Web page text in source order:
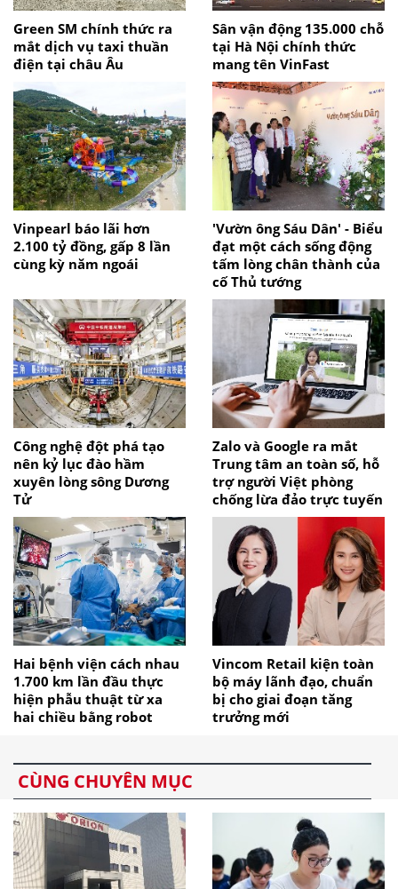
Green SM chính thức ra
mắt dịch vụ taxi thuần
điện tại châu Âu
Sân vận động 135.000 chỗ
tại Hà Nội chính thức
mang tên VinFast
Vinpearl báo lãi hơn
2.100 tỷ đồng, gấp 8 lần
cùng kỳ năm ngoái
'Vườn ông Sáu Dân' - Biểu
đạt một cách sống động
tấm lòng chân thành của
cố Thủ tướng
Công nghệ đột phá tạo
nên kỷ lục đào hầm
xuyên lòng sông Dương
Tử
Zalo và Google ra mắt
Trung tâm an toàn số, hỗ
trợ người Việt phòng
chống lừa đảo trực tuyến
Hai bệnh viện cách nhau
1.700 km lần đầu thực
hiện phẫu thuật từ xa
hai chiều bằng robot
Vincom Retail kiện toàn
bộ máy lãnh đạo, chuẩn
bị cho giai đoạn tăng
trưởng mới
CÙNG CHUYÊN MỤC